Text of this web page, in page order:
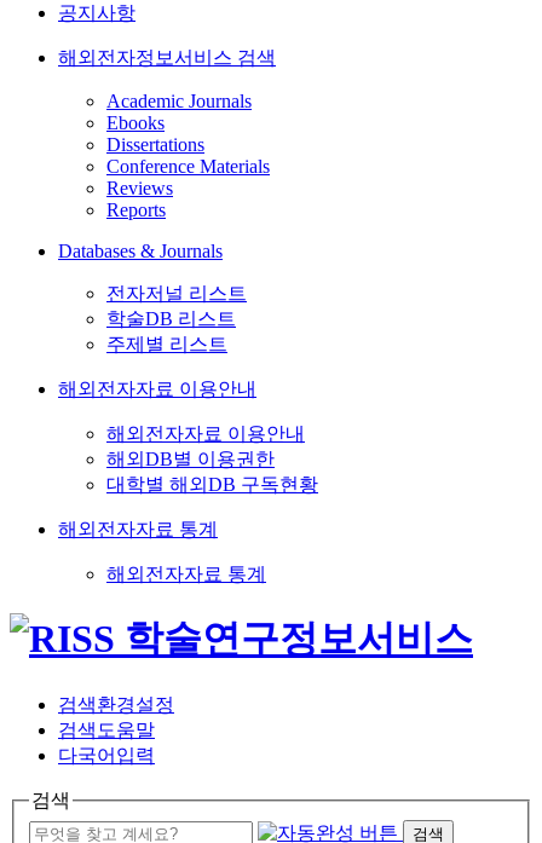
공지사항
해외전자정보서비스 검색
Academic Journals
Ebooks
Dissertations
Conference Materials
Reviews
Reports
Databases & Journals
전자저널 리스트
학술DB 리스트
주제별 리스트
해외전자자료 이용안내
해외전자자료 이용안내
해외DB별 이용권한
대학별 해외DB 구독현황
해외전자자료 통계
해외전자자료 통계
검색환경설정
검색도움말
다국어입력
검색
검색